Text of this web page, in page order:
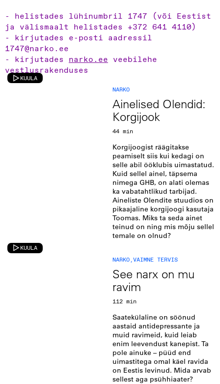
- helistades lühinumbril 1747 (või Eestist
ja välismaalt helistades +372 641 4110)
- kirjutades e-posti aadressil
1747@narko.ee
- kirjutades narko.ee veebilehe
vestlusrakenduses
KUULA
NARKO
Ainelised Olendid:
Korgijook
44 min
Korgijoogist räägitakse
peamiselt siis kui kedagi on
selle abil ööklubis uimastatud.
Kuid sellel ainel, täpsema
nimega GHB, on alati olemas
ka vabatahtlikud tarbijad.
Aineliste Olendite stuudios on
pikaajaline korgijoogi kasutaja
Toomas. Miks ta seda ainet
teinud on ning mis mõju sellel
temale on olnud?
KUULA
NARKO,VAIMNE TERVIS
See narx on mu
ravim
112 min
Saatekülaline on söönud
aastaid antidepressante ja
muid ravimeid, kuid leiab
enim leevendust kanepist. Ta
pole ainuke – püüd end
uimastitega omal käel ravida
on Eestis levinud. Mida arvab
sellest aga psühhiaater?